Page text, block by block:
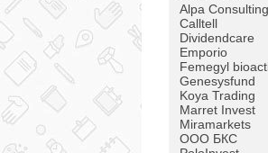
Alpa Consulting
Calltell
Dividendcare
Emporio
Femegyl
Genesysfund
Koya Trading
Marret Invest
Miramarkets
OOO БКС